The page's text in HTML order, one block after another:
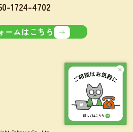
1724-4702
ームはこちら